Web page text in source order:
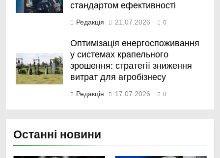
стандартом ефективності
Редакція 21.07.2026 0
Оптимізація енергоспоживання
у системах крапельного
зрошення: стратегії зниження
витрат для агробізнесу
Редакція 17.07.2026 0
Останні новини